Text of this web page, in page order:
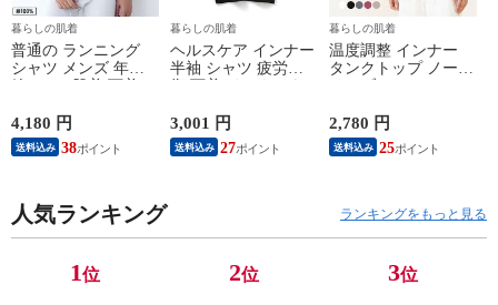
暮らしの肌着
普通の ランニング
シャツ メンズ 年間
ンクトップ ノースリ
ーブ インナー 紳士
男性 シニア 抗菌 防
4,180 円
送料込み 38
暮らしの肌着
ヘルスケア インナー
半袖 シャツ 疲労回
外線 疲労軽減 ボデ
ィケア 健康 プレゼ
ント ギフト ヘルス
3,001 円
送料込み 27
暮らしの肌着
温度調整 インナー
タンクトップ ノース
オフホワイト/ブラウ
ン/ブラック/チャコ
ールグレー/ピンク
2,780 円
送料込み 25
人気ランキング ランキングをもっと見る
1位 2位 3位